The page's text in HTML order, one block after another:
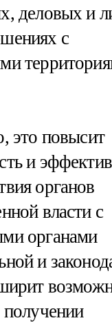
деловых и
с
это повысит
и
органов
власти с
органами
и
получении